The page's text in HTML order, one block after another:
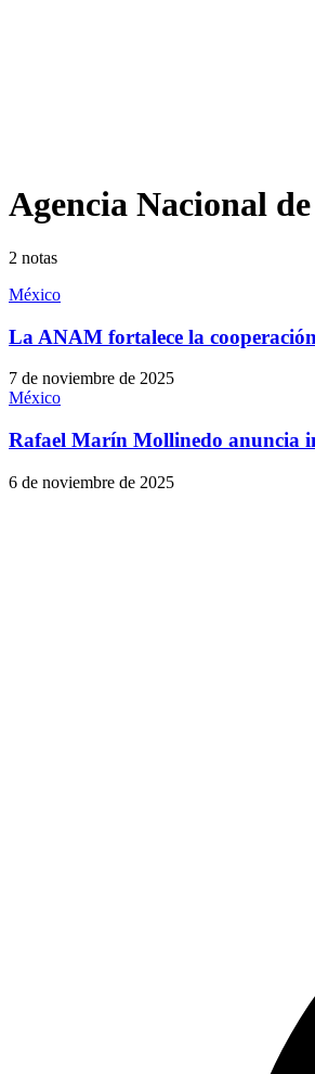
Agencia Nacional
2 notas
México
La ANAM fortalece la
7 de noviembre de 2025
México
Rafael Marín Mollinedo anuncia
6 de noviembre de 2025